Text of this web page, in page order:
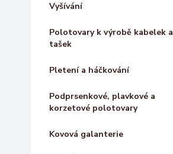
Vyšívání
Polotovary k výrobě kabelek a
tašek
Pletení a háčkování
Podprsenkové, plavkové a
korzetové polotovary
Kovová galanterie